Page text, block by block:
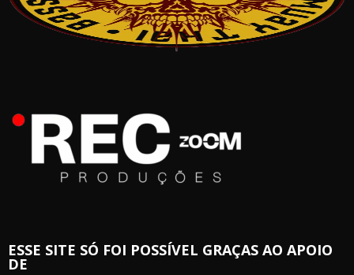
ESSE SITE SÓ FOI POSSÍVEL GRAÇAS AO APOIO
DE